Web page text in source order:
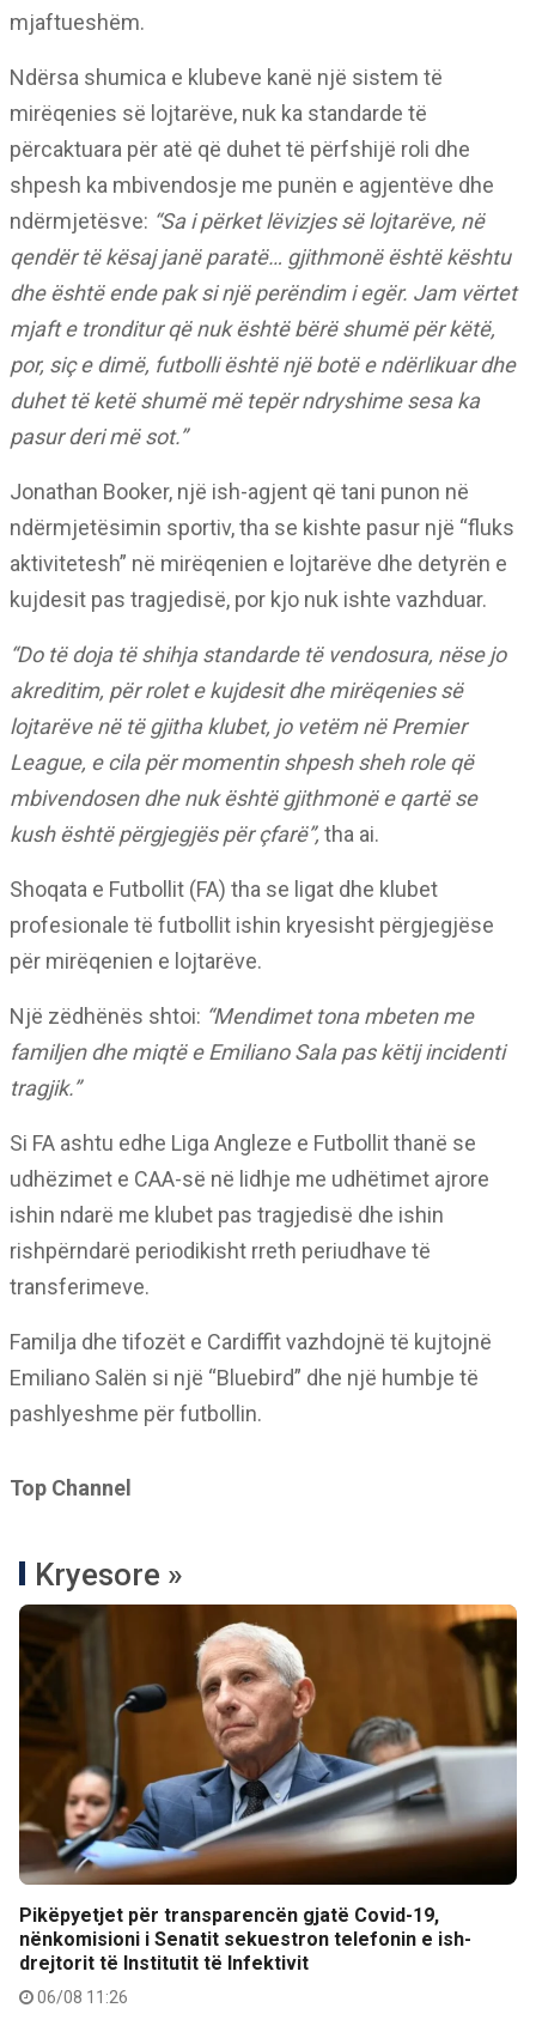
mjaftueshëm.
Ndërsa shumica e klubeve kanë një sistem të
mirëqenies së lojtarëve, nuk ka standarde të
përcaktuara për atë që duhet të përfshijë roli dhe
shpesh ka mbivendosje me punën e agjentëve dhe
ndërmjetësve: “Sa i përket lëvizjes së lojtarëve, në
qendër të kësaj janë paratë… gjithmonë është kështu
dhe është ende pak si një perëndim i egër. Jam vërtet
mjaft e tronditur që nuk është bërë shumë për këtë,
por, siç e dimë, futbolli është një botë e ndërlikuar dhe
duhet të ketë shumë më tepër ndryshime sesa ka
pasur deri më sot.”
Jonathan Booker, një ish-agjent që tani punon në
ndërmjetësimin sportiv, tha se kishte pasur një “fluks
aktivitetesh” në mirëqenien e lojtarëve dhe detyrën e
kujdesit pas tragjedisë, por kjo nuk ishte vazhduar.
“Do të doja të shihja standarde të vendosura, nëse jo
akreditim, për rolet e kujdesit dhe mirëqenies së
lojtarëve në të gjitha klubet, jo vetëm në Premier
League, e cila për momentin shpesh sheh role që
mbivendosen dhe nuk është gjithmonë e qartë se
kush është përgjegjës për çfarë”, tha ai.
Shoqata e Futbollit (FA) tha se ligat dhe klubet
profesionale të futbollit ishin kryesisht përgjegjëse
për mirëqenien e lojtarëve.
Një zëdhënës shtoi: “Mendimet tona mbeten me
familjen dhe miqtë e Emiliano Sala pas këtij incidenti
tragjik.”
Si FA ashtu edhe Liga Angleze e Futbollit thanë se
udhëzimet e CAA-së në lidhje me udhëtimet ajrore
ishin ndarë me klubet pas tragjedisë dhe ishin
rishpërndarë periodikisht rreth periudhave të
transferimeve.
Familja dhe tifozët e Cardiffit vazhdojnë të kujtojnë
Emiliano Salën si një “Bluebird” dhe një humbje të
pashlyeshme për futbollin.
Top Channel
Kryesore »
Pikëpyetjet për transparencën gjatë Covid-19,
nënkomisioni i Senatit sekuestron telefonin e ish-
drejtorit të Institutit të Infektivit
06/08 11:26